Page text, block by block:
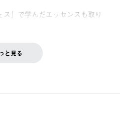
」で学んだエッセンスも取り
と見る